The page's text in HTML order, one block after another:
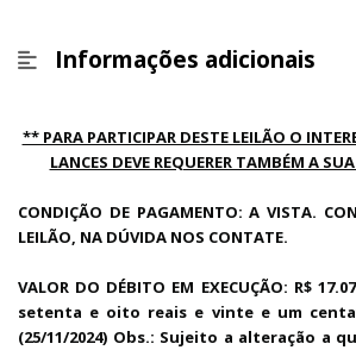
Informações adicionais
** PARA PARTICIPAR DESTE LEILÃO O
LANCES DEVE REQUERER TAMBÉM A
CONDIÇÃO DE PAGAMENTO: A VISTA.
LEILÃO, NA DÚVIDA NOS CONTATE.
VALOR DO DÉBITO EM EXECUÇÃO: R$
setenta e oito reais e vinte e um
(25/11/2024) Obs.: Sujeito a alteração a